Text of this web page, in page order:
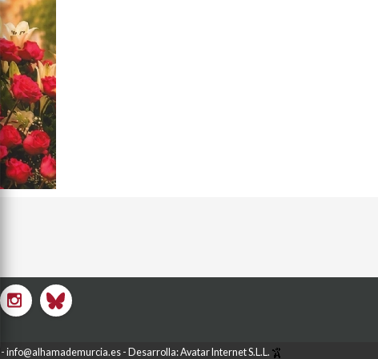
info@alhamademurcia.es Desarrolla:Avatar Internet S.L.L.